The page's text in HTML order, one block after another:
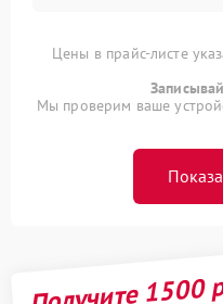
Цены в прайс-листе
Мы проверим ваше
Получите 1500